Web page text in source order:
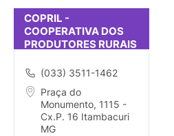
COPRIL -
COOPERATIVA DOS
PRODUTORES RURAIS
(033) 3511-1462
Praça do
Monumento, 1115 -
Cx.P. 16 Itambacuri
MG